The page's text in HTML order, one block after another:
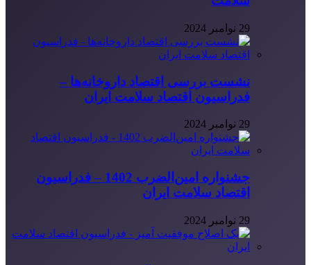
29 نوامبر 2024
نشست بررسی اقتصاد داروخانه‌ها –
فدراسیون اقتصاد سلامت ایران
29 نوامبر 2024
جشنواره امین‌الضرب 1402 – فدراسیون
اقتصاد سلامت ایران
29 نوامبر 2024